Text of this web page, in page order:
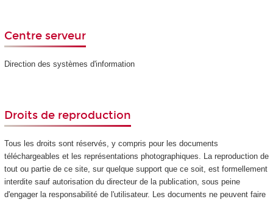
Centre serveur
Direction des systèmes d'information
Droits de reproduction
Tous les droits sont réservés, y compris pour les documents
téléchargeables et les représentations photographiques. La reproduction de
tout ou partie de ce site, sur quelque support que ce soit, est formellement
interdite sauf autorisation du directeur de la publication, sous peine
d'engager la responsabilité de l'utilisateur. Les documents ne peuvent faire